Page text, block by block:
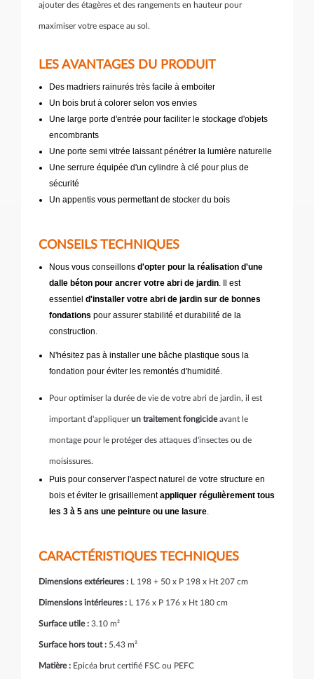
ajouter des étagères et des rangements en hauteur pour
maximiser votre espace au sol.
LES AVANTAGES DU PRODUIT
Des madriers rainurés très facile à emboiter
Un bois brut à colorer selon vos envies
Une large porte d'entrée pour faciliter le stockage d'objets
encombrants
Une porte semi vitrée laissant pénétrer la lumière naturelle
Une serrure équipée d'un cylindre à clé pour plus de
sécurité
Un appentis vous permettant de stocker du bois
CONSEILS TECHNIQUES
Nous vous conseillons d'opter pour la réalisation d'une
dalle béton pour ancrer votre abri de jardin. Il est
essentiel d'installer votre abri de jardin sur de bonnes
fondations pour assurer stabilité et durabilité de la
construction.
N'hésitez pas à installer une bâche plastique sous la
fondation pour éviter les remontés d'humidité.
Pour optimiser la durée de vie de votre abri de jardin, il est
important d'appliquerun traitement fongicideavant le
montage pour le protéger des attaques d'insectes ou de
moisissures.
Puis pour conserver l'aspect naturel de votre structure en
bois et éviter le grisaillementappliquer régulièrement tous
les 3 à 5 ans une peinture ou une lasure.
CARACTÉRISTIQUES TECHNIQUES
Dimensions extérieures : L 198 + 50 x P 198 x Ht 207 cm
Dimensions intérieures : L 176 x P 176 x Ht 180 cm
Surface utile : 3.10 m²
Surface hors tout : 5.43 m²
Matière : Epicéa brut certifié FSC ou PEFC